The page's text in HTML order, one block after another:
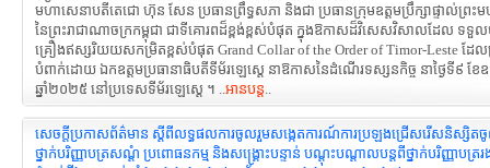
មហាសេនាបតីតេជោ ហ៊ុន សែន ប្រធានព្រឹទ្ធសភា និងជា ប្រធានក្រុមឧត្តមប្រឹក្សាផ្ទាល់ព្រះម
នៃព្រះរាជាណាចក្រកម្ពុជា ជាទីគោរពដ៏ខ្ពង់ខ្ពស់បំផុត ក្នុងឱកាសដ៏វិសេសវិសាលដែល ទទួល
គ្រឿងឥស្សរិយយសកម្រិតខ្ពស់បំផុត Grand Collar of the Order of Timor-Leste ដែល
បំពាក់ដោយ ឯកឧត្តមប្រធានាធិបតីទីម័រឡេស្តេ នាឱកាសនៃដំណើរទស្សនកិច្ច នាថ្ងៃទី៩ ខែ
ឆ្នាំ២០២៥ នៅប្រទេសទីម័រឡេស្តេ ។ ..អានបន្ត..
សេចក្តីប្រកាសព័ត៌មាន ស្តីពីលទ្ធផលការចូលរួមសង្កេតការណ៍ការប្រឡងជ្រើសរើសនិស្សិត
ថ្នាក់បរិញ្ញាបត្រសណ្តំ ប្រពោធនកម្ម និងសង្គ្រោះបន្ទាន់ បណ្តុះបណ្តាលបន្តពីថ្នាក់បរិញ្ញាបត្ររ